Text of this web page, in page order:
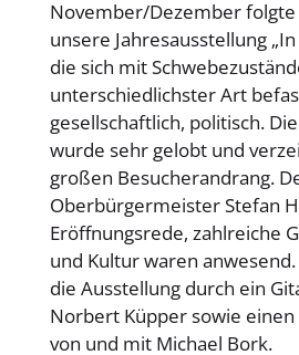
November/Dezember folgte
unsere Jahresausstellung
die sich mit
unterschiedlichster Art
gesellschaftlich, politisch.
wurde sehr gelobt und
großen Besucherandrang.
Oberbürgermeister Stefan
Eröffnungsrede, zahlreiche
und Kultur waren
die Ausstellung durch ein
Norbert Küpper sowie einen
von und mit Michael Bork.